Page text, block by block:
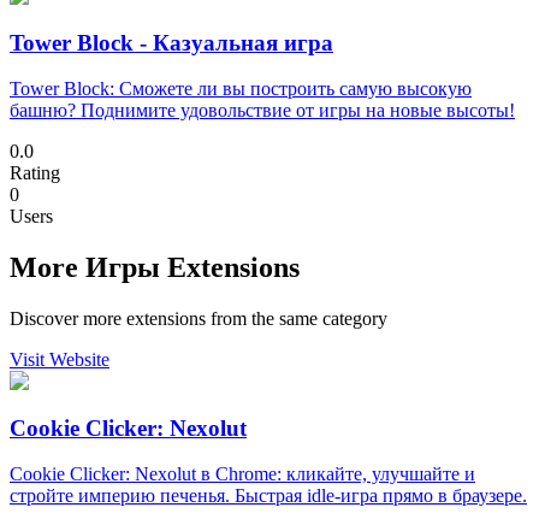
Tower Block - Казуальная игра
Tower Block: Сможете ли вы построить самую высокую
башню? Поднимите удовольствие от игры на новые высоты!
0.0
Rating
0
Users
More Игры Extensions
Discover more extensions from the same category
Visit Website
Cookie Clicker: Nexolut
Cookie Clicker: Nexolut в Chrome: кликайте, улучшайте и
стройте империю печенья. Быстрая idle-игра прямо в браузере.